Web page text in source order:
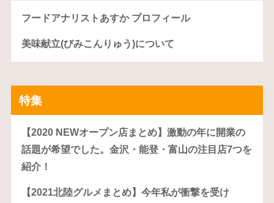
フードアナリストあすか プロフィール
美味献立(びみこんりゅう)について
特集
【2020 NEWオープン店まとめ】激動の年に開業の
話題が希望でした。金沢・能登・富山の注目店7つを
紹介！
【2021北陸グルメまとめ】今年私が衝撃を受け